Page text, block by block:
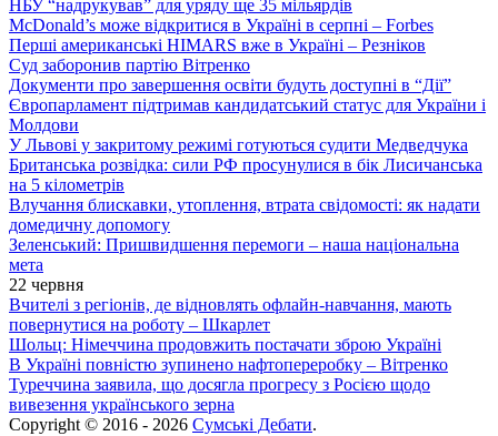
НБУ “надрукував” для уряду ще 35 мільярдів
McDonald’s може відкритися в Україні в серпні – Forbes
Перші американські HIMARS вже в Україні – Резніков
Суд заборонив партію Вітренко
Документи про завершення освіти будуть доступні в “Дії”
Європарламент підтримав кандидатський статус для України і
Молдови
У Львові у закритому режимі готуються судити Медведчука
Британська розвідка: сили РФ просунулися в бік Лисичанська
на 5 кілометрів
Влучання блискавки, утоплення, втрата свідомості: як надати
домедичну допомогу
Зеленський: Пришвидшення перемоги – наша національна
мета
22 червня
Вчителі з регіонів, де відновлять офлайн-навчання, мають
повернутися на роботу – Шкарлет
Шольц: Німеччина продовжить постачати зброю Україні
В Україні повністю зупинено нафтопереробку – Вітренко
Туреччина заявила, що досягла прогресу з Росією щодо
вивезення українського зерна
Copyright © 2016 - 2026 Сумські Дебати.